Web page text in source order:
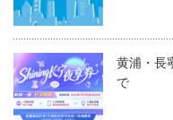
黄浦・長
で